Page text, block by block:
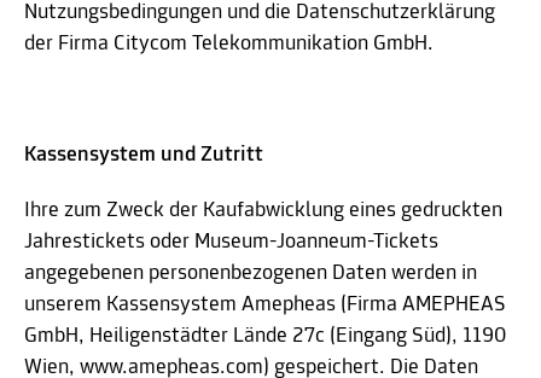
Nutzungsbedingungen und die Datenschutzerklärung
der Firma Citycom Telekommunikation GmbH.
Kassensystem und Zutritt
Ihre zum Zweck der Kaufabwicklung eines gedruckten
Jahrestickets oder Museum-Joanneum-Tickets
angegebenen personenbezogenen Daten werden in
unserem Kassensystem Amepheas (Firma AMEPHEAS
GmbH, Heiligenstädter Lände 27c (Eingang Süd), 1190
Wien, www.amepheas.com) gespeichert. Die Daten